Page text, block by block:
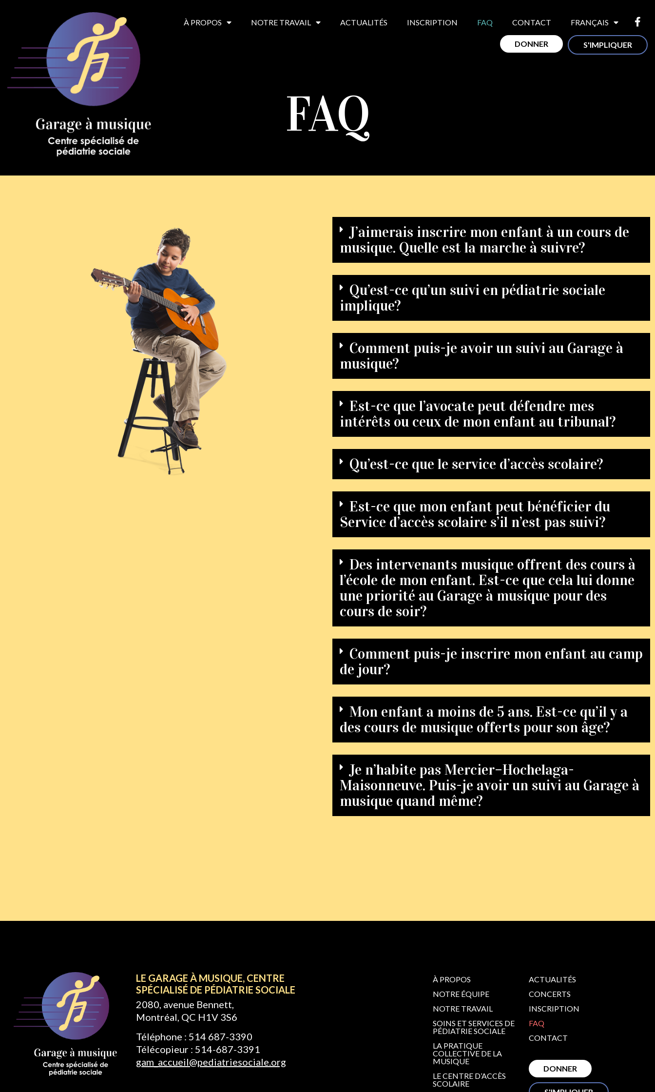
À PROPOS NOTRE TRAVAIL ACTUALITÉS INSCRIPTION FAQ CONTACT FRANÇAIS
DONNER S'IMPLIQUER
FAQ
J’aimerais inscrire mon enfant à un cours de
musique. Quelle est la marche à suivre?
Qu’est-ce qu’un suivi en pédiatrie sociale
implique?
Comment puis-je avoir un suivi au Garage à
musique?
Est-ce que l’avocate peut défendre mes
intérêts ou ceux de mon enfant au tribunal?
Qu’est-ce que le service d’accès scolaire?
Est-ce que mon enfant peut bénéficier du
Service d’accès scolaire s’il n’est pas suivi?
Des intervenants musique offrent des cours à
l’école de mon enfant. Est-ce que cela lui donne
une priorité au Garage à musique pour des
cours de soir?
Comment puis-je inscrire mon enfant au camp
de jour?
Mon enfant a moins de 5 ans. Est-ce qu’il y a
des cours de musique offerts pour son âge?
Je n’habite pas Mercier–Hochelaga-
Maisonneuve. Puis-je avoir un suivi au Garage à
musique quand même?
LE GARAGE À MUSIQUE, CENTRE
SPÉCIALISÉ DE PÉDIATRIE SOCIALE
2080, avenue Bennett,
Montréal, QC H1V 3S6
Téléphone : 514 687-3390
Télécopieur : 514-687-3391
gam_accueil@pediatriesociale.org
À PROPOS
NOTRE ÉQUIPE
NOTRE TRAVAIL
SOINS ET SERVICES DE
PÉDIATRIE SOCIALE
LA PRATIQUE
COLLECTIVE DE LA
MUSIQUE
LE CENTRE D’ACCÈS
SCOLAIRE
ACTUALITÉS
CONCERTS
INSCRIPTION
FAQ
CONTACT
DONNER